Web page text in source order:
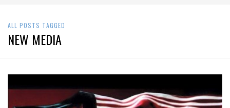
ALL POSTS TAGGED
NEW MEDIA